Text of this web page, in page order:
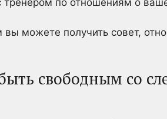
по отношениям о
можете получить совет,
свободным со